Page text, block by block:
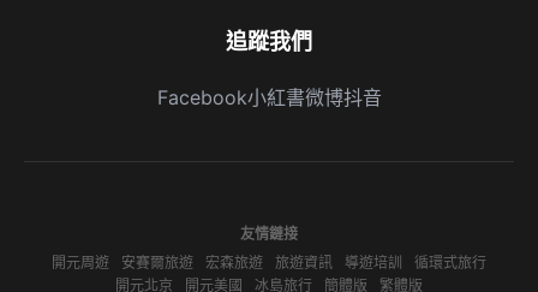
追蹤我們
Facebook小紅書微博抖音
友情鏈接
開元周遊
安賽爾旅遊 宏森旅遊 旅遊資訊 導遊培訓
循環式旅行
開元北京
開元美國 冰島旅行 簡體版 繁體版